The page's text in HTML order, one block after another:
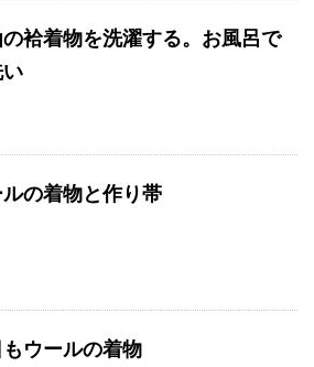
袷着物を洗濯する。お風呂で
ルの着物と作り帯
ウールの着物